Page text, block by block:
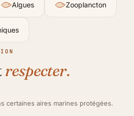
Algues Zooplancton
respecter.
certaines aires marines protégées.